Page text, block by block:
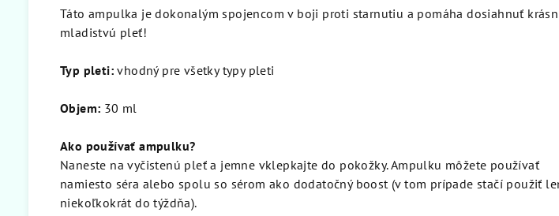
Táto ampulka je dokonalým spojencom v boji proti starnutiu a pomáha dosiahnuť
mladistvú pleť!
Typ pleti: vhodný pre všetky typy pleti
Objem: 30 ml
Ako používať ampulku?
Naneste na vyčistenú pleť a jemne vklepkajte do pokožky. Ampulku môžete používať
namiesto séra alebo spolu so sérom ako dodatočný boost (v tom prípade stačí použiť
niekoľkokrát do týždňa).